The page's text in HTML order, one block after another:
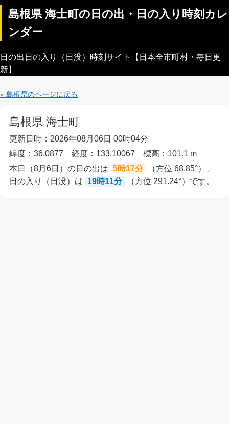
島根県 海士町の日の出・日の入り時刻カレ
ンダー
日の出日の入り（日没）時刻サイト【日本全市町村・毎日更
新】
« 島根県のページに戻る
島根県 海士町
更新日時：2026年08月06日 00時04分
緯度：36.0877 経度：133.10067 標高：101.1 m
本日（8月6日）の日の出は 5時17分
（方位 68.85°）、
日の入り（日没）は
19時11分 （方位 291.24°）です。